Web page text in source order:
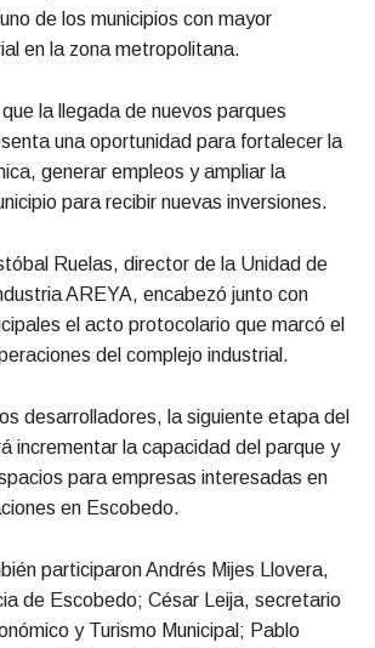
de los municipios con mayor
en la zona metropolitana.
la llegada de nuevos parques
una oportunidad para fortalecer la
generar empleos y ampliar la
para recibir nuevas inversiones.
Ruelas, director de la Unidad de
AREYA, encabezó junto con
el acto protocolario que marcó el
del complejo industrial.
desarrolladores, la siguiente etapa del
incrementar la capacidad del parque y
para empresas interesadas en
en Escobedo.
participaron Andrés Mijes Llovera,
de Escobedo; César Leija, secretario
y Turismo Municipal; Pablo